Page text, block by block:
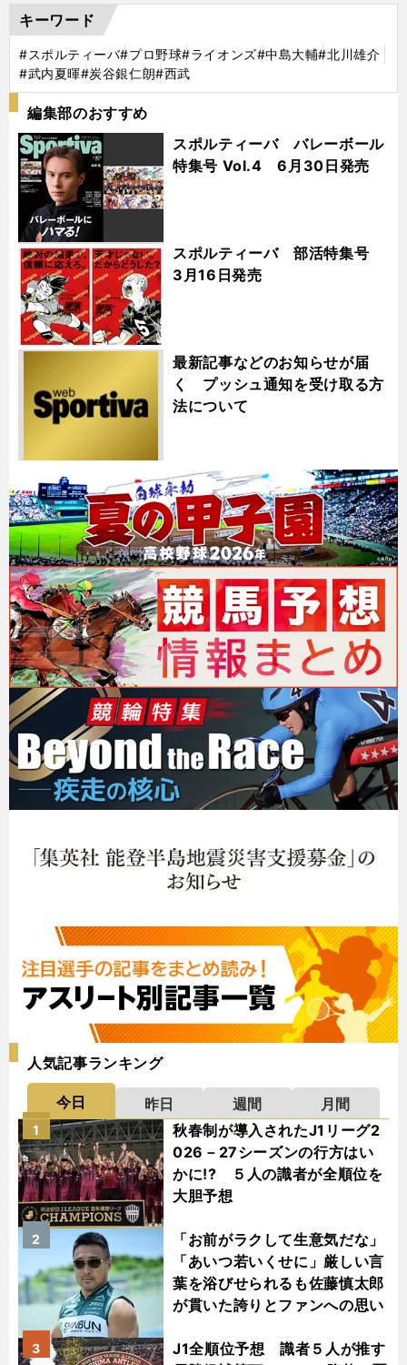
キーワード
#スポルティーバ#プロ野球#ライオンズ#中島大輔#北川雄介
#武内夏暉#炭谷銀仁朗#西武
編集部のおすすめ
スポルティーバ バレーボール
特集号 Vol.4 6月30日発売
スポルティーバ 部活特集号
3月16日発売
最新記事などのお知らせが届
く プッシュ通知を受け取る方
法について
人気記事ランキング
今日 昨日 週間
月間
秋春制が導入されたJ1リーグ2
026－27シーズンの行方はい
かに!? ５人の識者が全順位を
大胆予想
1
「お前がラクして生意気だな」
「あいつ若いくせに」厳しい言
葉を浴びせられるも佐藤慎太郎
が貫いた誇りとファンへの思い
2
J1全順位予想 識者５人が推す
3